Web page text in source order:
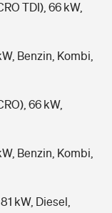
TDI), 66 kW,
Benzin, Kombi,
66 kW,
Benzin, Kombi,
kW, Diesel,